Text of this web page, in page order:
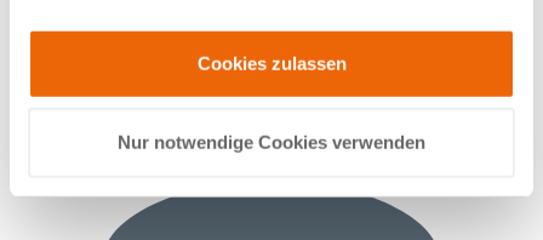
Cookies zulassen
Nur notwendige Cookies verwenden